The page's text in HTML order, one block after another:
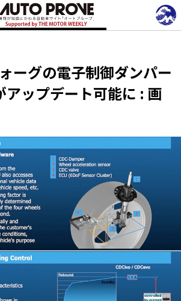
ーグの電子制御ダンパー
アップデート可能に : 画